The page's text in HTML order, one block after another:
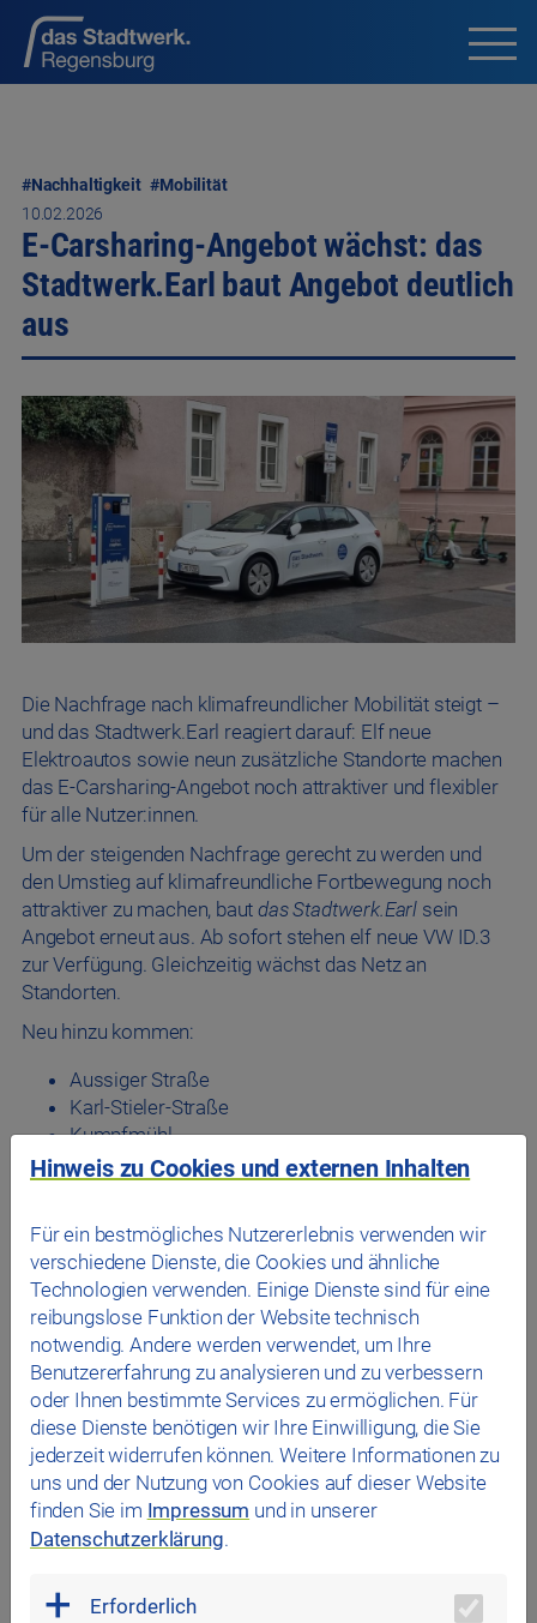
#Nachhaltigkeit #Mobilität
10.02.2026
E-Carsharing-Angebot wächst: das
Stadtwerk.Earl baut Angebot deutlich
aus
Die Nachfrage nach klimafreundlicher Mobilität steigt –
und das Stadtwerk.Earl reagiert darauf: Elf neue
Elektroautos sowie neun zusätzliche Standorte machen
das E-Carsharing-Angebot noch attraktiver und flexibler
für alle Nutzer:innen.
Um der steigenden Nachfrage gerecht zu werden und
den Umstieg auf klimafreundliche Fortbewegung noch
attraktiver zu machen, bautdas Stadtwerk.Earl sein
Angebot erneut aus. Ab sofort stehen elf neue VW ID.3
zur Verfügung. Gleichzeitig wächst das Netz an
Standorten.
Neu hinzu kommen:
Aussiger Straße
Karl-Stieler-Straße
Kumpfmühl
Theresienweg
Jakobstor
Emmeramsplatz
Graf-Zeppelin-Straße
Mit dieser Erweiterung umfasst das Angebot nun
insgesamt 36 Fahrzeuge an 28 Standorten.
Seit Projektstart wurden mit den Earl-Fahrtzeugen auf
knapp 70.000 Fahrten mehr als 3,1 Millionen Kilometer
zurückgelegt und über 540 Tonnen CO₂ eingespart. Das
zeigt: Immer mehr Menschen setzen auf
umweltfreundliche Alternativen.
investiert daher kontinuierlich in den Ausbau des
klimafreundliche Fortbewegung noch einfacher zu
Hinweis zu Cookies und externen Inhalten
Für ein bestmögliches Nutzererlebnis verwenden wir
verschiedene Dienste, die Cookies und ähnliche
Technologien verwenden. Einige Dienste sind für eine
reibungslose Funktion der Website technisch
notwendig. Andere werden verwendet, um Ihre
Benutzererfahrung zu analysieren und zu verbessern
oder Ihnen bestimmte Services zu ermöglichen. Für
diese Dienste benötigen wir Ihre Einwilligung, die Sie
jederzeit widerrufen können. Weitere Informationen zu
uns und der Nutzung von Cookies auf dieser Website
finden Sie im Impressum und in unserer
Datenschutzerklärung.
Erforderlich